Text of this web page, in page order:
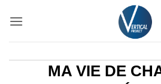
MA VIE DE